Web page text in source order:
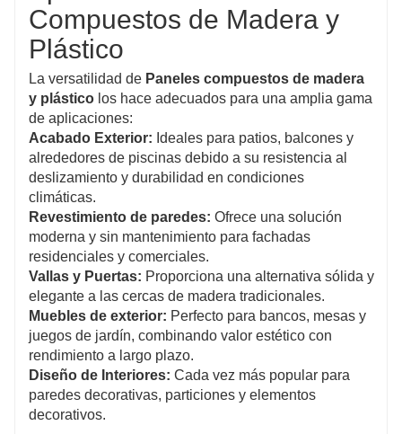
Compuestos de Madera y
Plástico
La versatilidad de Paneles compuestos de madera
y plástico los hace adecuados para una amplia gama
de aplicaciones:
Acabado Exterior: Ideales para patios, balcones y
alrededores de piscinas debido a su resistencia al
deslizamiento y durabilidad en condiciones
climáticas.
Revestimiento de paredes: Ofrece una solución
moderna y sin mantenimiento para fachadas
residenciales y comerciales.
Vallas y Puertas: Proporciona una alternativa sólida y
elegante a las cercas de madera tradicionales.
Muebles de exterior: Perfecto para bancos, mesas y
juegos de jardín, combinando valor estético con
rendimiento a largo plazo.
Diseño de Interiores: Cada vez más popular para
paredes decorativas, particiones y elementos
decorativos.